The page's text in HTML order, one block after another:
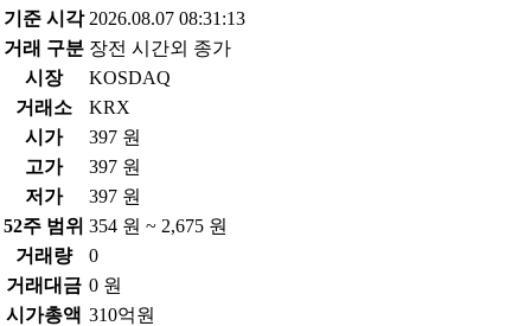
기준 시각 2026.08.07 08:31:13
거래 구분 장전 시간외 종가
시장
KOSDAQ
거래소
KRX
시가
397 원
고가
397 원
저가
397 원
52주 범위 354 원 ~ 2,675 원
거래량
0
거래대금 0 원
시가총액 310억원